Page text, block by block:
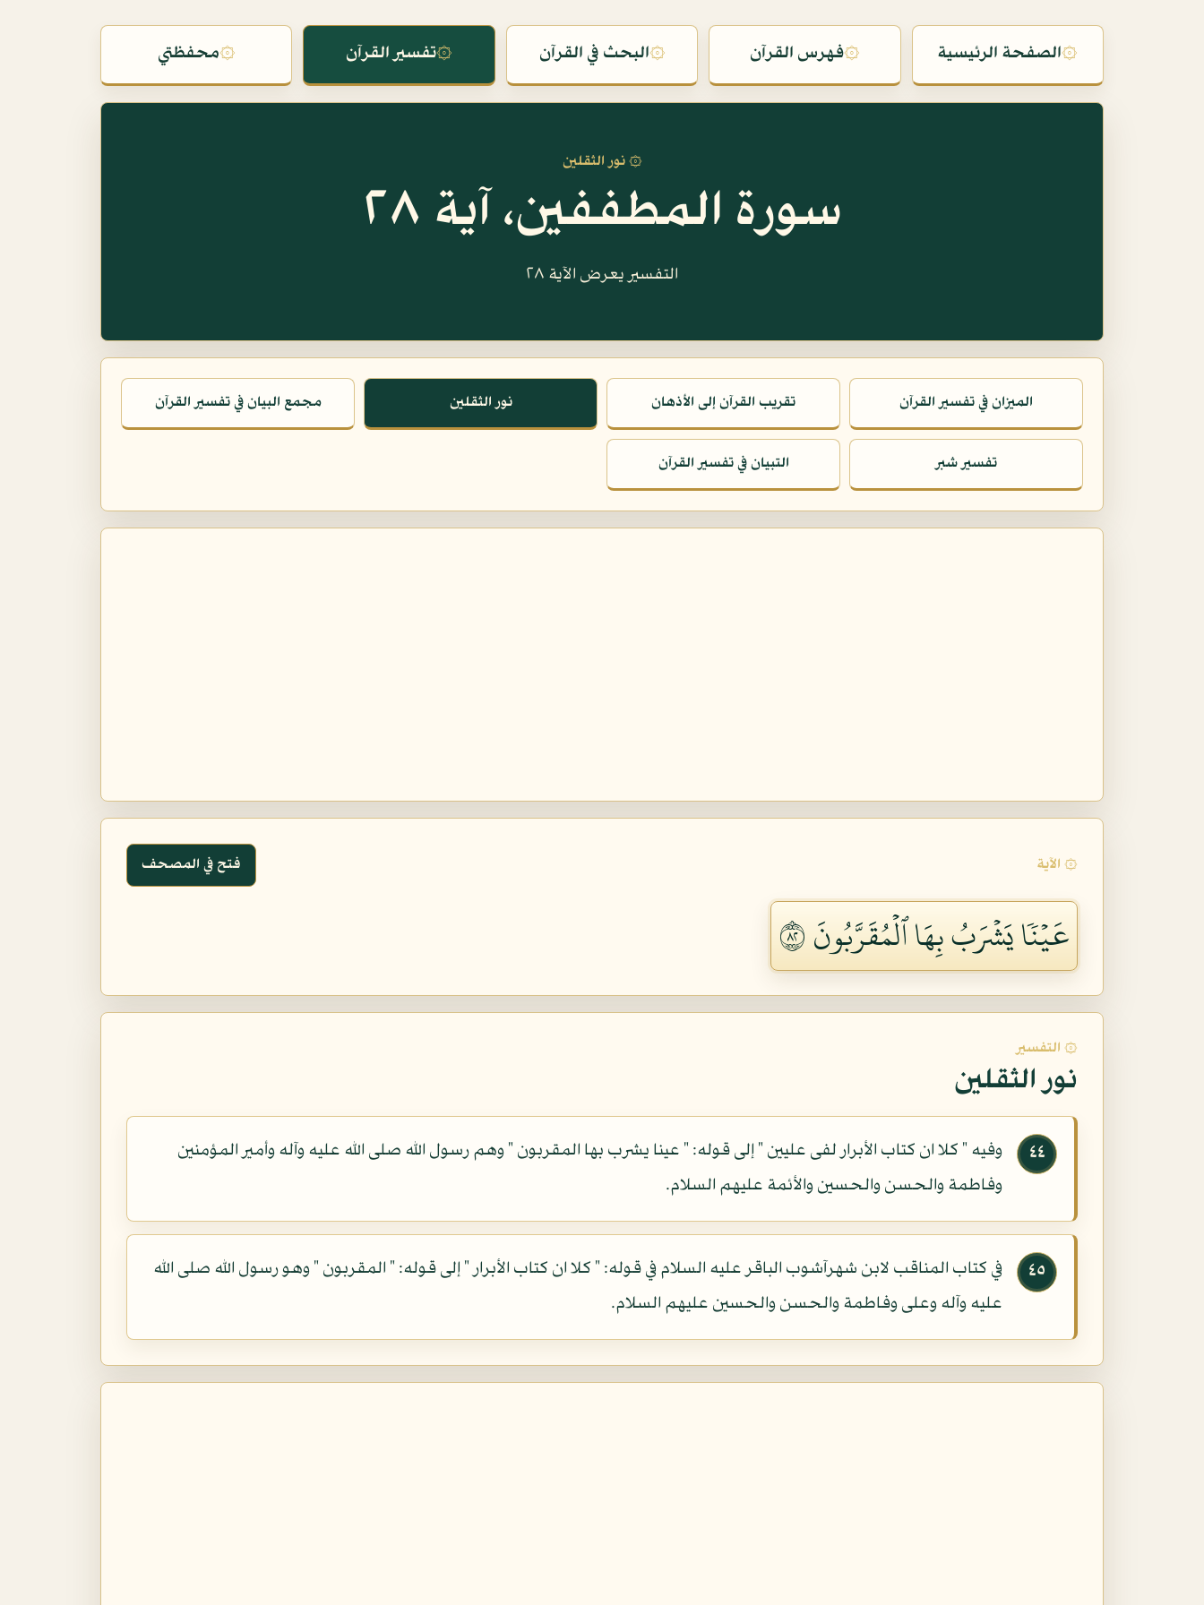
۞الصفحة الرئيسية ۞فهرس القرآن ۞البحث في القرآن ۞تفسير القرآن ۞محفظتي
۞ نور الثقلين
سورة المطففين، آية ٢٨
التفسير يعرض الآية ٢٨
الميزان في تفسير القرآن تقريب القرآن إلى الأذهان نور الثقلين مجمع البيان في تفسير القرآن
تفسير شبر التبيان في تفسير القرآن
۞ الآية فتح في المصحف
عَيۡنٗا يَشۡرَبُ بِهَا ٱلۡمُقَرَّبُونَ ٢٨
۞ التفسير
نور الثقلين
٤٤
وفيه " كلا ان كتاب الأبرار لفى عليين " إلى قوله: " عينا يشرب بها المقربون " وهم رسول الله صلى الله عليه وآله وأمير المؤمنين
وفاطمة والحسن والحسين والأئمة عليهم السلام.
٤٥
في كتاب المناقب لابن شهرآشوب الباقر عليه السلام في قوله: " كلا ان كتاب الأبرار " إلى قوله: " المقربون " وهو رسول الله صلى الله
عليه وآله وعلى وفاطمة والحسن والحسين عليهم السلام.